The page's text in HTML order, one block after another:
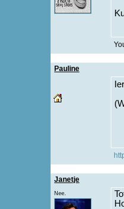
Pauline
Janetje
Nee.